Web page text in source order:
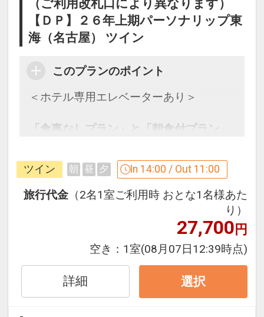
31日
インターネットコース番号：DP-1-
17255228
（ご利用改札口により異なります）
【ＤＰ】２６年上期パーソナリップ東
海（名古屋） ツイン
このプランのポイント
＜ホテル専用エレベーターあり＞
「食事なしプラン」と「朝食付プラン」
●「食事なしプラン」と「朝食付プラ
ン」を掲載しています。
※ご覧のページがどちらかを【食事条
の項目でご確認のうえ、予約にお進
設定期間：2026年4月1日～2026年11月
インターネットコース番号：DP-1-
ツイン 朝 昼 夕 In 14:00 / Out 11:00
旅行代金 （2名1室ご利用時 おとな1名様あた
り）
27,700円
空き： 1室(08月07日12:39時点)
詳細 選択